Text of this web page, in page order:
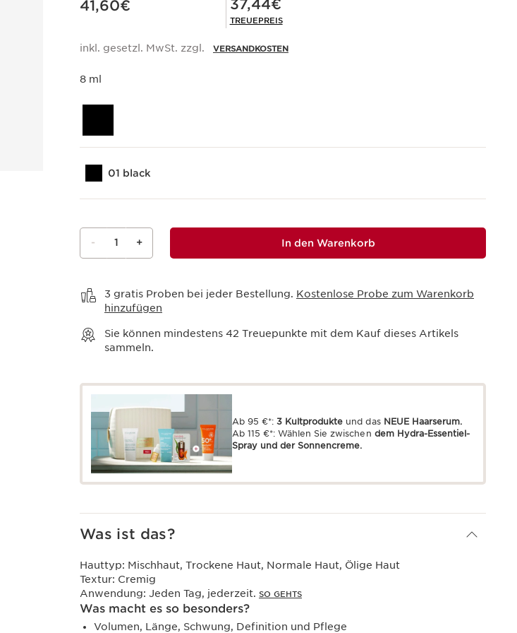
41,60€ 37,44€
TREUEPREIS
inkl. gesetzl. MwSt. zzgl. VERSANDKOSTEN
8 ml
01 black
- 1 + In den Warenkorb
3 gratis Proben bei jeder Bestellung. Kostenlose Probe zum Warenkorb
hinzufügen
Sie können mindestens 42 Treuepunkte mit dem Kauf dieses Artikels
sammeln.
Ab 95 €*:3 Kultprodukte und das NEUE Haarserum.
Ab 115 €*: Wählen Sie zwischen dem Hydra-Essentiel-
Spray und der Sonnencreme.
Was ist das?
Hauttyp: Mischhaut, Trockene Haut, Normale Haut, Ölige Haut
Textur: Cremig
Anwendung: Jeden Tag, jederzeit. SO GEHTS
Was macht es so besonders?
Volumen, Länge, Schwung, Definition und Pflege